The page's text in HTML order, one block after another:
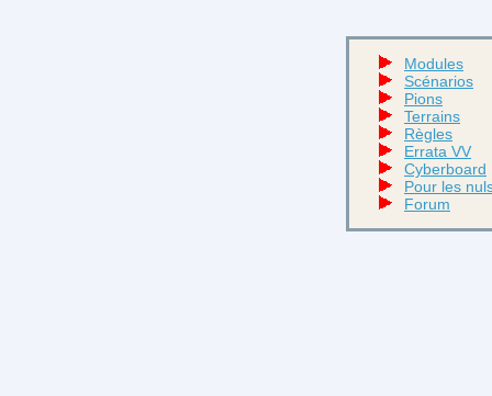
Modules
Scénarios
Pions
Terrains
Règles
Errata VV
Cyberboard
Pour les
Forum